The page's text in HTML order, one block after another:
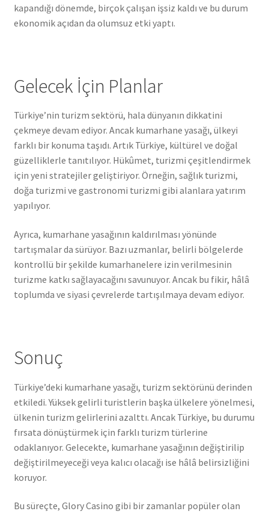
kapandığı dönemde, birçok çalışan işsiz kaldı ve bu durum
ekonomik açıdan da olumsuz etki yaptı.
Gelecek İçin Planlar
Türkiye’nin turizm sektörü, hala dünyanın dikkatini
çekmeye devam ediyor. Ancak kumarhane yasağı, ülkeyi
farklı bir konuma taşıdı. Artık Türkiye, kültürel ve doğal
güzelliklerle tanıtılıyor. Hükûmet, turizmi çeşitlendirmek
için yeni stratejiler geliştiriyor. Örneğin, sağlık turizmi,
doğa turizmi ve gastronomi turizmi gibi alanlara yatırım
yapılıyor.
Ayrıca, kumarhane yasağının kaldırılması yönünde
tartışmalar da sürüyor. Bazı uzmanlar, belirli bölgelerde
kontrollü bir şekilde kumarhanelere izin verilmesinin
turizme katkı sağlayacağını savunuyor. Ancak bu fikir, hâlâ
toplumda ve siyasi çevrelerde tartışılmaya devam ediyor.
Sonuç
Türkiye’deki kumarhane yasağı, turizm sektörünü derinden
etkiledi. Yüksek gelirli turistlerin başka ülkelere yönelmesi,
ülkenin turizm gelirlerini azalttı. Ancak Türkiye, bu durumu
fırsata dönüştürmek için farklı turizm türlerine
odaklanıyor. Gelecekte, kumarhane yasağının değiştirilip
değiştirilmeyeceği veya kalıcı olacağı ise hâlâ belirsizliğini
koruyor.
Bu süreçte, Glory Casino gibi bir zamanlar popüler olan